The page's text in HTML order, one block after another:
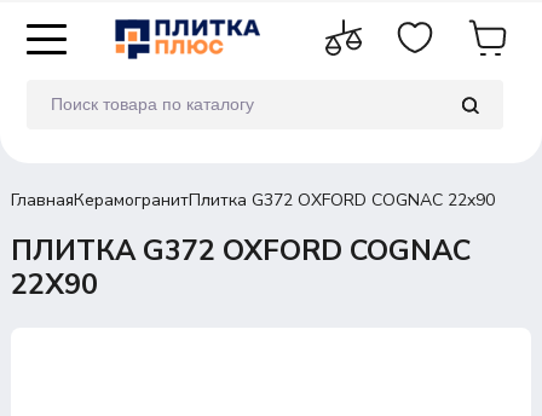
ГлавнаяКерамогранитПлитка G372 OXFORD COGNAC 22x90
ПЛИТКА G372 OXFORD COGNAC
22X90